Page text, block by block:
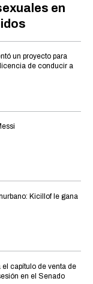
en
un proyecto para
de conducir a
Kicillof le gana
capítulo de venta de
en el Senado